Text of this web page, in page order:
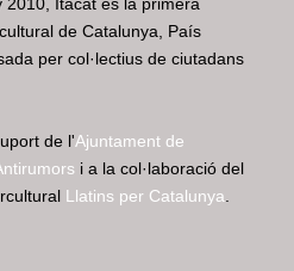
2010, Itacat és la primera
de Catalunya, País
per col·lectius de ciutadans
de l'Ajuntament de
i a la col·laboració del
Llatins per Catalunya.